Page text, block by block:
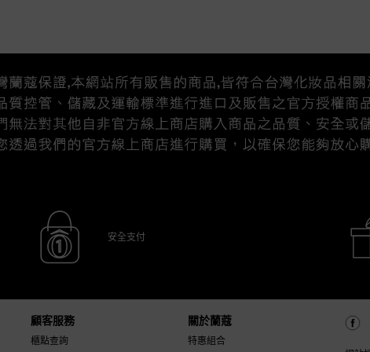
安全支付
顧客服務
櫃點查詢
關於蘭蔻
特惠組合